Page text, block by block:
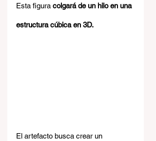
Esta figura colgará de un hilo en una
estructura cúbica en 3D.
El artefacto busca crear un